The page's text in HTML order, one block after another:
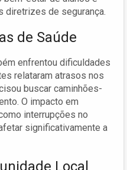
diretrizes de segurança.
de Saúde
enfrentou dificuldades
relataram atrasos nos
buscar caminhões-
O impacto em
interrupções no
significativamente a
Local